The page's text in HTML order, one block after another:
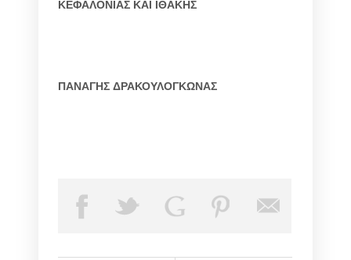
ΚΕΦΑΛΟΝΙΑΣ ΚΑΙ ΙΘΑΚΗΣ
ΠΑΝΑΓΗΣ ΔΡΑΚΟΥΛΟΓΚΩΝΑΣ